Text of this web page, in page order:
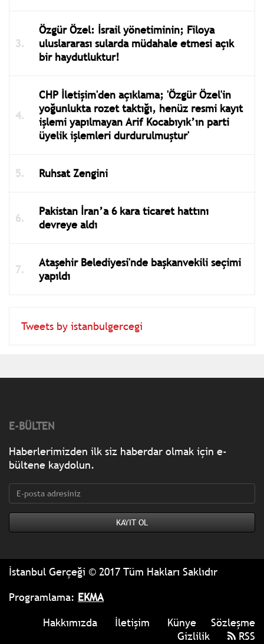
Özgür Özel: İsrail yönetiminin; Filoya
uluslararası sularda müdahale etmesi açık
bir haydutluktur!
CHP İletişim'den açıklama; 'Özgür Özel'in
yoğunlukta rozet taktığı, henüz resmi kayıt
işlemi yapılmayan Arif Kocabıyık’ın parti
üyelik işlemleri durdurulmuştur'
Ruhsat Zengini
Pakistan İran’a 6 kara ticaret hattını
devreye aldı
Ataşehir Belediyesi'nde başkanvekili seçimi
yapıldı
Tweets by istanbulgercegi
E-BÜLTEN
Haberlerimizden ilk siz haberdar olmak için e-
bültene kaydolun.
İstanbul Gerçeği © 2017 Tüm Hakları Saklıdır
Programlama: EKMA
Hakkımızda
İletişim Künye
Sözleşme
Gizlilik
RSS